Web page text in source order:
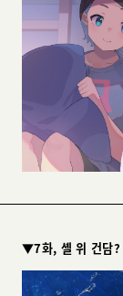
▼7화, 셸 위 건